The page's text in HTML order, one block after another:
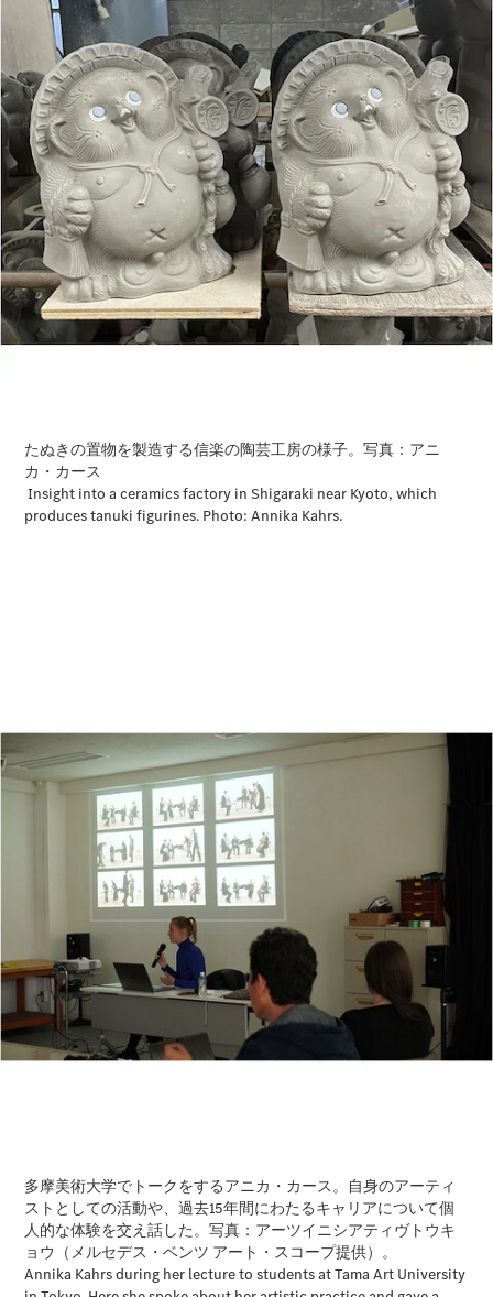
All Coupé
CLE Coupé
Mercedes-
AMG GT
Coupé
Mercedes-
AMG GT 4-
Door-Coupé
Mercedes-
AMG GT
4-Door-
Coupé
New電気
試乗リクエ
スト
Cabriolet/Roadster
Roadster
Mercedes-
Maybach SL
試乗リクエ
スト
オンライン
ム
Mini Van
試乗リクエ
スト
オンライン
ショールー
ム